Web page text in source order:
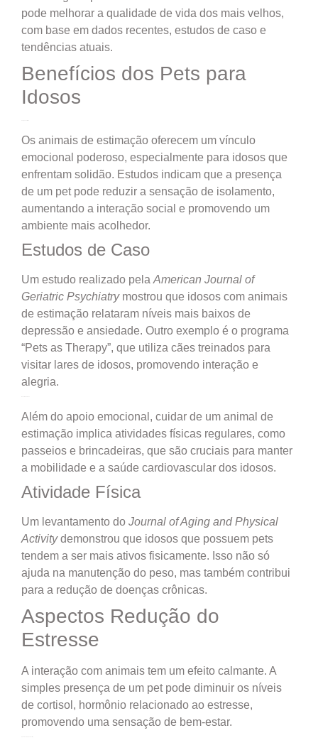
pode melhorar a qualidade de vida dos mais velhos,
com base em dados recentes, estudos de caso e
tendências atuais.
Benefícios dos Pets para
Idosos
Os animais de estimação oferecem um vínculo
emocional poderoso, especialmente para idosos que
enfrentam solidão. Estudos indicam que a presença
de um pet pode reduzir a sensação de isolamento,
aumentando a interação social e promovendo um
ambiente mais acolhedor.
Estudos de Caso
Um estudo realizado pela American Journal of
Geriatric Psychiatrymostrou que idosos com animais
de estimação relataram níveis mais baixos de
depressão e ansiedade. Outro exemplo é o programa
“Pets as Therapy”, que utiliza cães treinados para
visitar lares de idosos, promovendo interação e
alegria.
Além do apoio emocional, cuidar de um animal de
estimação implica atividades físicas regulares, como
passeios e brincadeiras, que são cruciais para manter
a mobilidade e a saúde cardiovascular dos idosos.
Atividade Física
Um levantamento do Journal of Aging and Physical
Activitydemonstrou que idosos que possuem pets
tendem a ser mais ativos fisicamente. Isso não só
ajuda na manutenção do peso, mas também contribui
para a redução de doenças crônicas.
Aspectos Redução do
Estresse
A interação com animais tem um efeito calmante. A
simples presença de um pet pode diminuir os níveis
de cortisol, hormônio relacionado ao estresse,
promovendo uma sensação de bem-estar.